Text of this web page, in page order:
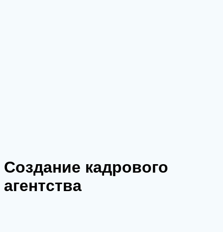
Создание кадрового
агентства